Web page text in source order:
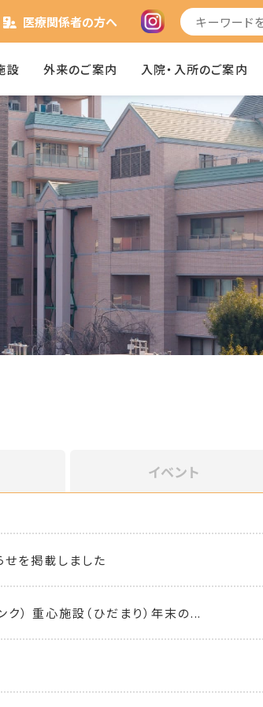
医療関係者の方へ
設 外来のご案内 入院・入所のご案内
イベント
を掲載しました
） 重心施設（ひだまり）年末の...